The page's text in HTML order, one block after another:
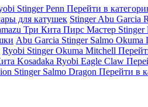
StingerPenn Перейти в
для катушек StingerAbu Garcia
Три Кита Пирс Мастер Stinger
Abu Garcia Stinger Salmo Okuma
Ryobi StingerOkuma Mitchell
Kosadaka Ryobi Eagle Claw
Stinger Salmo Dragon Перейти в